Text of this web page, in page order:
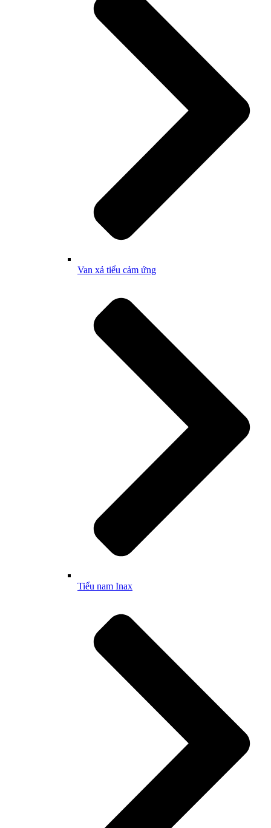
Van xả tiểu cảm ứng
Tiểu nam Inax